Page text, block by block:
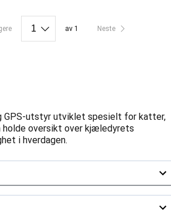
av 1 Neste
GPS-utstyr utviklet spesielt for katter,
holde oversikt over kjæledyrets
i hverdagen.